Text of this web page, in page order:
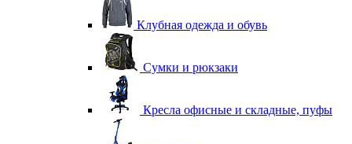
Клубная одежда и обувь
Сумки и рюкзаки
Кресла офисные и складные, пуфы